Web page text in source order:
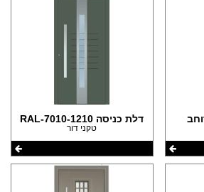
דלת כניסה 1210-RAL-7010
טקני דור